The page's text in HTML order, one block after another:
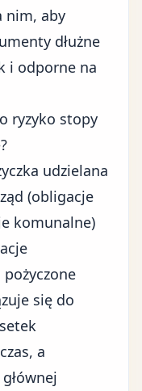
nim, aby
dłużne
i odporne na
ryzyko stopy
udzielana
(obligacje
komunalne)
się do
a